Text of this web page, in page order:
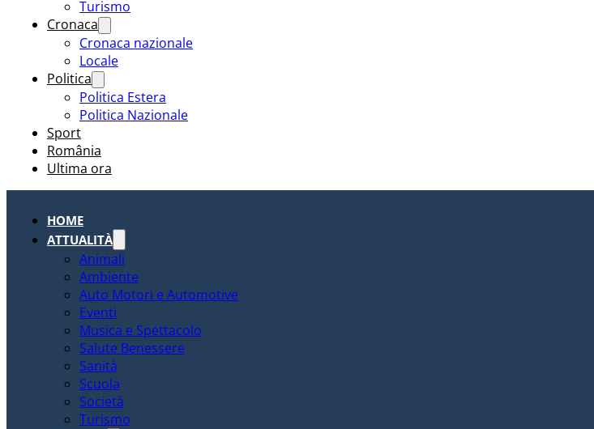
Turismo
Cronaca
Cronaca nazionale
Locale
Politica
Politica Estera
Politica Nazionale
Sport
România
Ultima ora
HOME
ATTUALITÀ
Animali
Ambiente
Auto Motori e Automotive
Eventi
Musica e Spettacolo
Salute Benessere
Sanità
Scuola
Società
Turismo